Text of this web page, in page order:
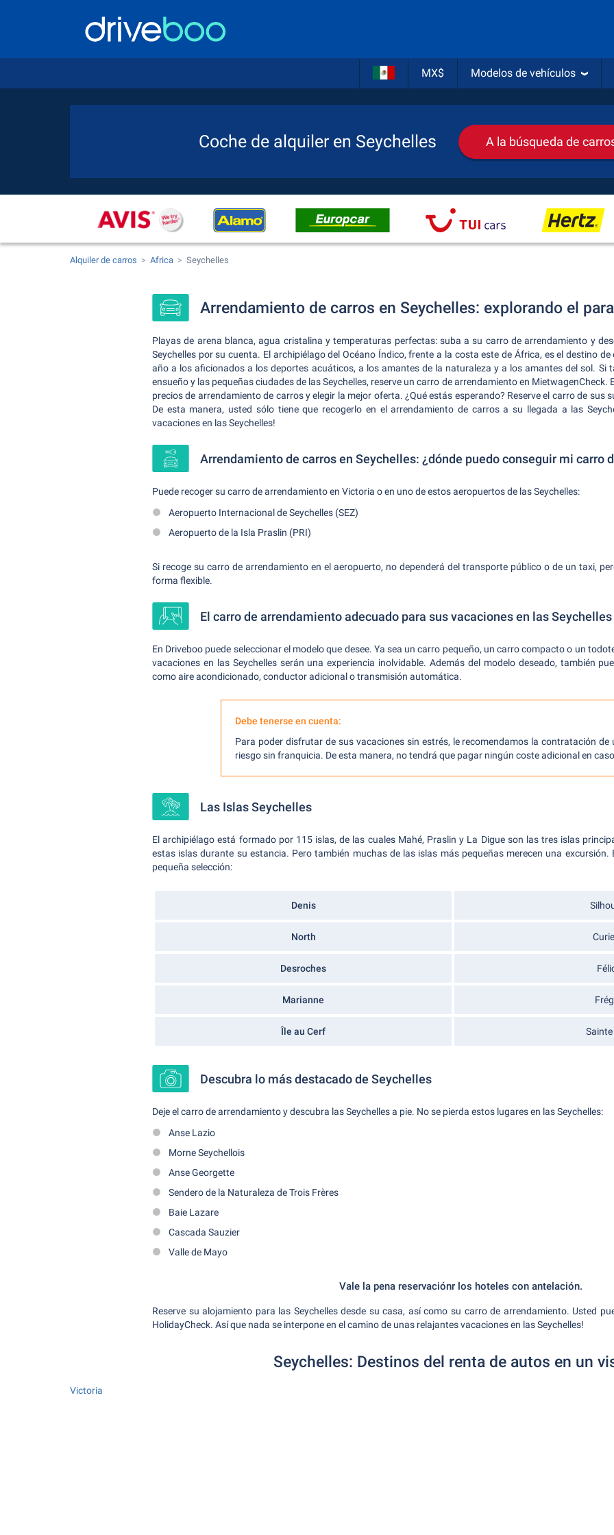
MX$ Modelos de vehículos
Coche de alquiler en Seychelles A la búsqueda de
Alquiler de carros Africa Seychelles
Arrendamiento de carros en Seychelles: explorando el
Playas de arena blanca, agua cristalina y temperaturas perfectas: suba a su carro de arrendamiento y
Seychelles por su cuenta. El archipiélago del Océano Índico, frente a la costa este de África, es el destino
año a los aficionados a los deportes acuáticos, a los amantes de la naturaleza y a los amantes del sol. Si
ensueño y las pequeñas ciudades de las Seychelles, reserve un carro de arrendamiento en
precios de arrendamiento de carros y elegir la mejor oferta. ¿Qué estás esperando? Reserve el carro de sus
De esta manera, usted sólo tiene que recogerlo en el arrendamiento de carros a su llegada a las
vacaciones en las Seychelles!
Arrendamiento de carros en Seychelles: ¿dónde puedo conseguir mi carro
Puede recoger su carro de arrendamiento en Victoria o en uno de estos aeropuertos de las Seychelles:
Aeropuerto Internacional de Seychelles (SEZ)
Aeropuerto de la Isla Praslin (PRI)
Si recoge su carro de arrendamiento en el aeropuerto, no dependerá del transporte público o de un taxi,
forma flexible.
El carro de arrendamiento adecuado para sus vacaciones en las Seychelles
En Driveboo puede seleccionar el modelo que desee. Ya sea un carro pequeño, un carro compacto o un
vacaciones en las Seychelles serán una experiencia inolvidable. Además del modelo deseado, también
como aire acondicionado, conductor adicional o transmisión automática.
Debe tenerse en cuenta:
Para poder disfrutar de sus vacaciones sin estrés, le recomendamos la contratación de
riesgo sin franquicia. De esta manera, no tendrá que pagar ningún coste adicional en
Las Islas Seychelles
El archipiélago está formado por 115 islas, de las cuales Mahé, Praslin y La Digue son las tres islas
estas islas durante su estancia. Pero también muchas de las islas más pequeñas merecen una
pequeña selección:
Denis
North
Desroches
Marianne
Île au Cerf
Descubra lo más destacado de Seychelles
Deje el carro de arrendamiento y descubra las Seychelles a pie. No se pierda estos lugares en las Seychelles:
Anse Lazio
Morne Seychellois
Anse Georgette
Sendero de la Naturaleza de Trois Frères
Baie Lazare
Cascada Sauzier
Valle de Mayo
Vale la pena reservaciónr los hoteles con antelación.
Reserve su alojamiento para las Seychelles desde su casa, así como su carro de arrendamiento. Usted
HolidayCheck. Así que nada se interpone en el camino de unas relajantes vacaciones en las Seychelles!
Seychelles: Destinos del renta de autos en un
Victoria